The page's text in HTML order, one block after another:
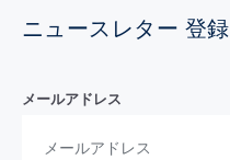
ニュースレター 登録
メールアドレス